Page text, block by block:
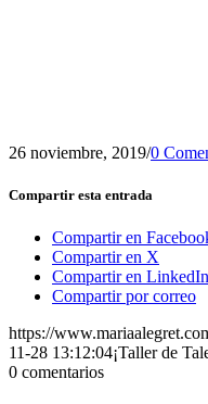
26 noviembre, 2019/0
Compartir esta entrada
Compartir en
Compartir en X
Compartir en LinkedIn
Compartir por correo
https://
11-28 13:12:04¡Taller de
0 comentarios